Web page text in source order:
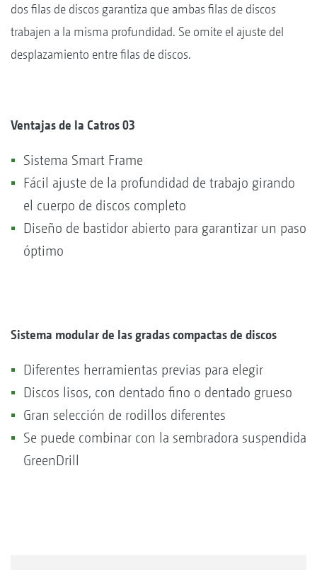
dos filas de discos garantiza que ambas filas de discos
trabajen a la misma profundidad. Se omite el ajuste del
desplazamiento entre filas de discos.
Ventajas de la Catros 03
Sistema Smart Frame
Fácil ajuste de la profundidad de trabajo girando
el cuerpo de discos completo
Diseño de bastidor abierto para garantizar un paso
óptimo
Sistema modular de las gradas compactas de discos
Diferentes herramientas previas para elegir
Discos lisos, con dentado fino o dentado grueso
Gran selección de rodillos diferentes
Se puede combinar con la sembradora suspendida
GreenDrill